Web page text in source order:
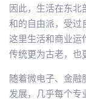
因此，生活在东北
和的自由派，受过
这里生活和商业运
传统更为古老，也
随着微电子、金融
发展，几乎每个专